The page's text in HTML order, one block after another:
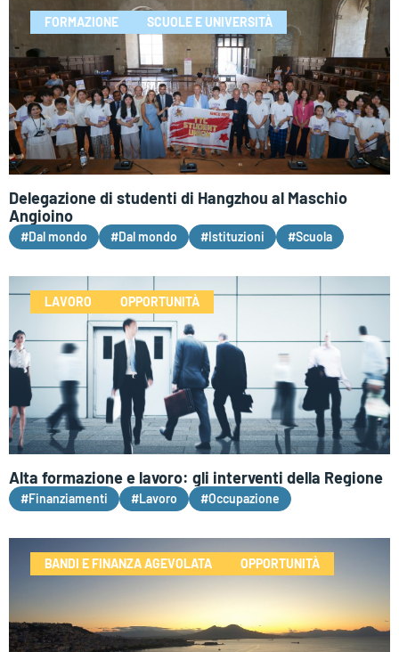
FORMAZIONE SCUOLE E UNIVERSITÀ
Delegazione di studenti di Hangzhou al Maschio
Angioino
#Dal mondo #Dal mondo #Istituzioni #Scuola
LAVORO OPPORTUNITÀ
Alta formazione e lavoro: gli interventi della Regione
#Finanziamenti #Lavoro #Occupazione
BANDI E FINANZA AGEVOLATA OPPORTUNITÀ